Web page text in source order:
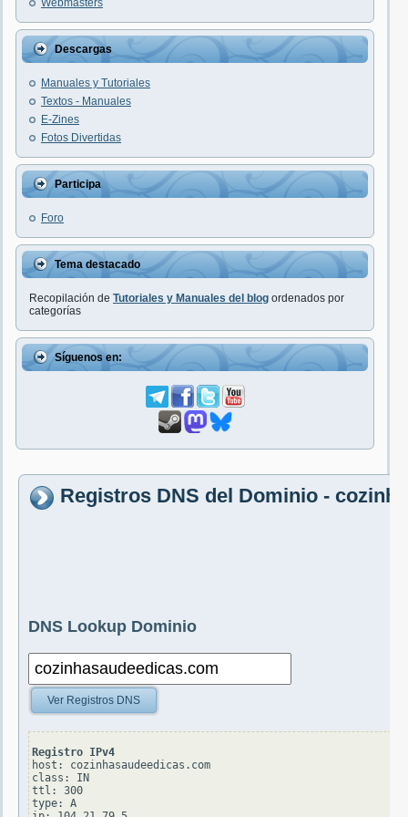
Webmasters
Descargas
Manuales y Tutoriales
Textos - Manuales
E-Zines
Fotos Divertidas
Participa
Foro
Tema destacado
Recopilación de Tutoriales y Manuales del blog ordenados por
categorías
Síguenos en:
Registros DNS del Dominio -
DNS Lookup Dominio
Ver Registros DNS
Registro IPv4
host: cozinhasaudeedicas.com
class: IN
ttl: 300
type: A